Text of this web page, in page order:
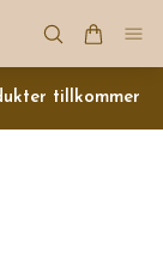
tillkommer